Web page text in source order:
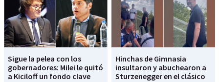
Sigue la pelea con los
gobernadores: Milei le quitó
a Kiciloff un fondo clave
Hinchas de Gimnasia
insultaron y abuchearon a
Sturzenegger en el clásico